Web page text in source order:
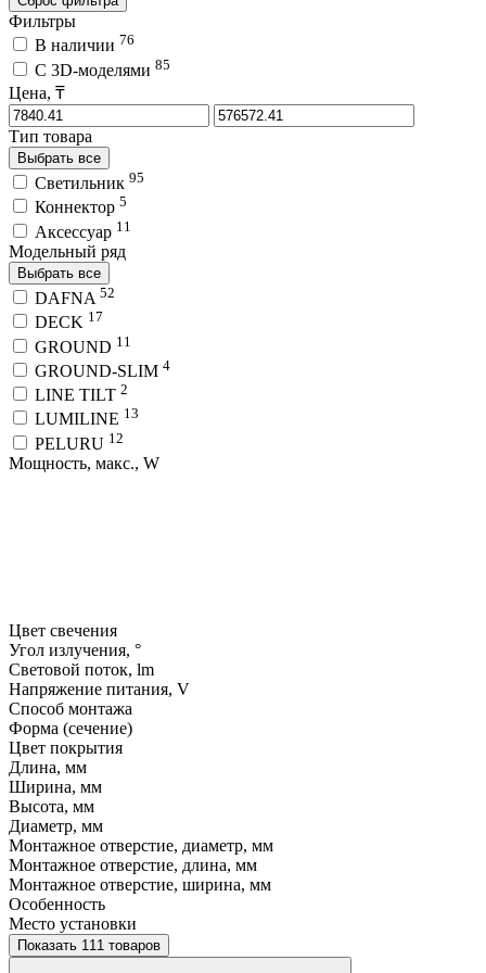
Фильтры
В наличии 76
C 3D-моделями 85
Цена, ₸
Тип товара
Выбрать все
Светильник 95
Коннектор 5
Аксессуар 11
Модельный ряд
Выбрать все
DAFNA 52
DECK 17
GROUND 11
GROUND-SLIM 4
LINE TILT 2
LUMILINE 13
PELURU 12
Мощность, макс., W
Цвет свечения
Угол излучения, °
Световой поток, lm
Напряжение питания, V
Способ монтажа
Форма (сечение)
Цвет покрытия
Длина, мм
Ширина, мм
Высота, мм
Диаметр, мм
Монтажное отверстие, диаметр, мм
Монтажное отверстие, длина, мм
Монтажное отверстие, ширина, мм
Особенность
Место установки
Показать 111 товаров